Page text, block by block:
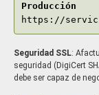
Producción
https://
Seguridad SSL:
seguridad (DigiCert
debe ser capaz de